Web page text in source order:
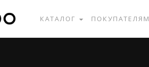
КАТАЛОГ ПОКУПАТЕЛЯМ